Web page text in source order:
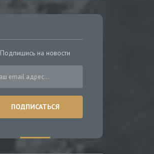
Подпишись на новости